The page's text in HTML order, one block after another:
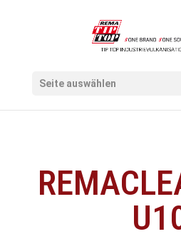
Seite auswählen